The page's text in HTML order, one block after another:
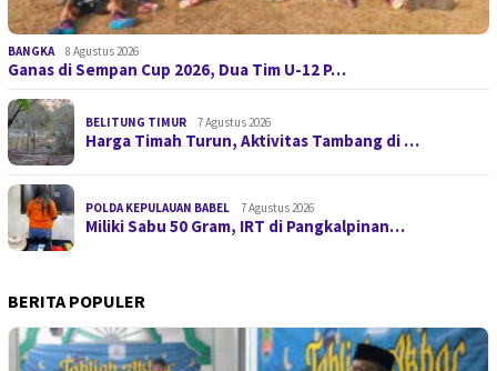
BANGKA 8 Agustus 2026
Ganas di Sempan Cup 2026, Dua Tim U-12 P…
BELITUNG TIMUR 7 Agustus 2026
Harga Timah Turun, Aktivitas Tambang di …
POLDA KEPULAUAN BABEL 7 Agustus 2026
Miliki Sabu 50 Gram, IRT di Pangkalpinan…
BERITA POPULER